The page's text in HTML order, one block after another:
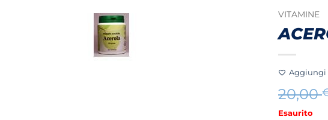
VITAMINE
Aggiungi
20,00
Esaurito